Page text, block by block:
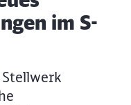
im S-